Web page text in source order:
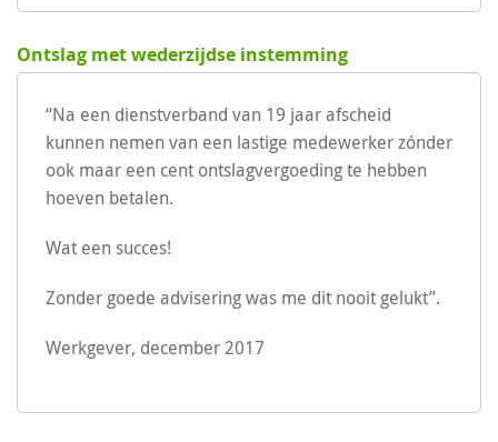
Ontslag met wederzijdse instemming
“Na een dienstverband van 19 jaar afscheid
kunnen nemen van een lastige medewerker zónder
ook maar een cent ontslagvergoeding te hebben
hoeven betalen.
Wat een succes!
Zonder goede advisering was me dit nooit gelukt”.
Werkgever, december 2017